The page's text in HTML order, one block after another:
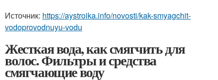
Источник: https://aystroika.info/novosti/kak-smyagchit-
vodoprovodnuyu-vodu
Жесткая вода, как смягчить для
волос. Фильтры и средства
смягчающие воду